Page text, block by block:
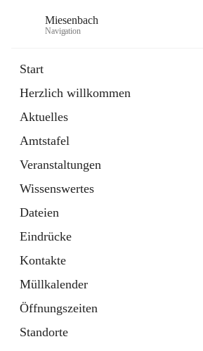
Miesenbach
Navigation
Start
Herzlich willkommen
Aktuelles
Amtstafel
Veranstaltungen
Wissenswertes
Dateien
Eindrücke
Kontakte
Müllkalender
Öffnungszeiten
Standorte
Externe Webseite
in
Tab
Region Schneebergland
Externe Webseite
öffnet
in
neuem
Tab